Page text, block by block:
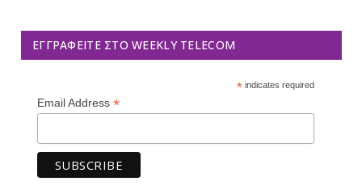
ΕΓΓΡΑΦΕΊΤΕ ΣΤΟ WEEKLY TELECOM
*indicates required
Email Address *